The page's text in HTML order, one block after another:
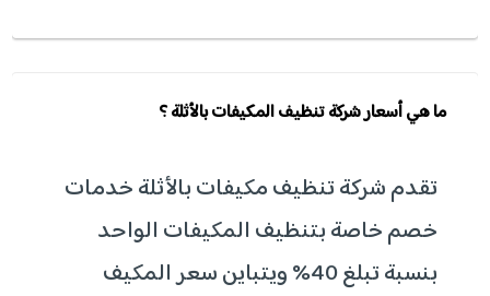
ما هي أسعار شركة تنظيف المكيفات بالأثلة ؟
تقدم شركة تنظيف مكيفات بالأثلة خدمات
خصم خاصة بتنظيف المكيفات الواحد
بنسبة تبلغ 40% ويتباين سعر المكيف